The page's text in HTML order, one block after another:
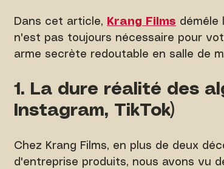
Dans cet article, Krang Films démêle
n'est pas toujours nécessaire pour
arme secrète redoutable en salle de
1. La dure réalité des
Instagram, TikTok)
Chez Krang Films, en plus de deux
d'entreprise produits, nous avons vu